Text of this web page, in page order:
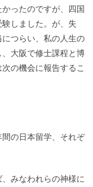
ったのですが、四国
しました。が、失
つらい、私の人生の
大阪で修士課程と博
の機会に報告するこ
の日本留学、それぞ
みなわれらの神様に